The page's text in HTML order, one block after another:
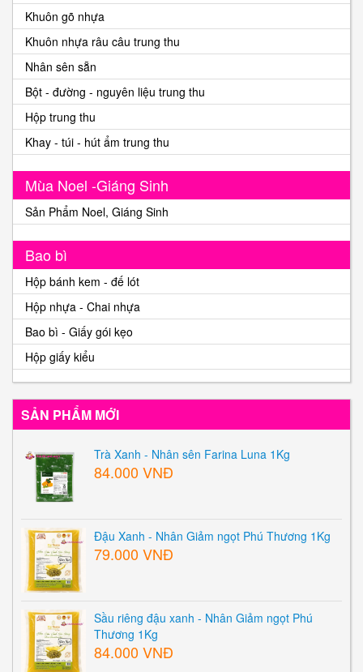
Khuôn gõ nhựa
Khuôn nhựa râu câu trung thu
Nhân sên sẵn
Bột - đường - nguyên liệu trung thu
Hộp trung thu
Khay - túi - hút ẩm trung thu
Mùa Noel -Giáng Sinh
Sản Phẩm Noel, Giáng Sinh
Bao bì
Hộp bánh kem - đế lót
Hộp nhựa - Chai nhựa
Bao bì - Giấy gói kẹo
Hộp giấy kiểu
SẢN PHẨM MỚI
Trà Xanh - Nhân sên Farina Luna 1Kg
84.000 VNĐ
Đậu Xanh - Nhân Giảm ngọt Phú Thương 1Kg
79.000 VNĐ
Sầu riêng đậu xanh - Nhân Giảm ngọt Phú
Thương 1Kg
84.000 VNĐ